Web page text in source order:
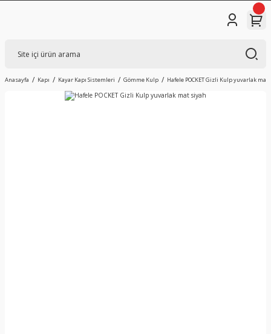
Anasayfa Kapı Kayar Kapı Sistemleri Gömme Kulp Hafele POCKET Gizli Kulp yuvarlak mat